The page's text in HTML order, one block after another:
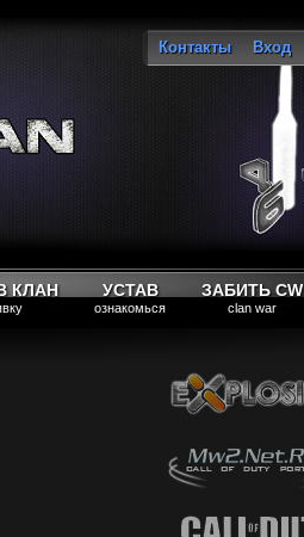
Контакты Вход
КЛАН УСТАВ
ознакомься
ЗАБИТЬ CW
clan war